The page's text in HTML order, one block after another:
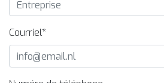
Courriel*